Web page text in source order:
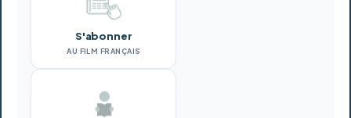
S'abonner
AU FILM FRANÇAIS